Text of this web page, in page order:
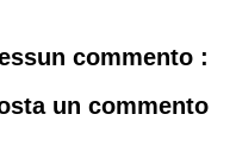
commento :
un commento